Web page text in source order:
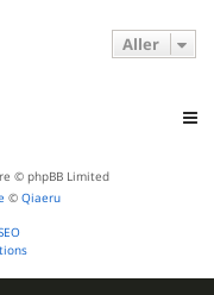
Aller
© phpBB Limited
© Qiaeru